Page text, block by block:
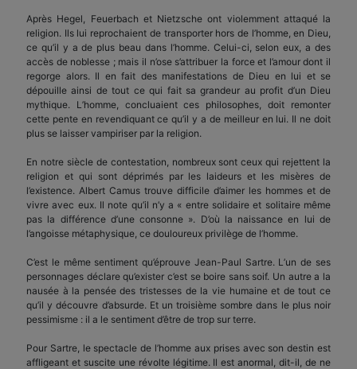
Après Hegel, Feuerbach et Nietzsche ont violemment attaqué la
religion. Ils lui reprochaient de transporter hors de l’homme, en Dieu,
ce qu’il y a de plus beau dans l’homme. Celui-ci, selon eux, a des
accès de noblesse ; mais il n’ose s’attribuer la force et l’amour dont il
regorge alors. Il en fait des manifestations de Dieu en lui et se
dépouille ainsi de tout ce qui fait sa grandeur au profit d’un Dieu
mythique. L’homme, concluaient ces philosophes, doit remonter
cette pente en revendiquant ce qu’il y a de meilleur en lui. Il ne doit
plus se laisser vampiriser par la religion.
En notre siècle de contestation, nombreux sont ceux qui rejettent la
religion et qui sont déprimés par les laideurs et les misères de
l’existence. Albert Camus trouve difficile d’aimer les hommes et de
vivre avec eux. Il note qu’il n’y a « entre solidaire et solitaire même
pas la différence d’une consonne ». D’où la naissance en lui de
l’angoisse métaphysique, ce douloureux privilège de l’homme.
C’est le même sentiment qu’éprouve Jean-Paul Sartre. L’un de ses
personnages déclare qu’exister c’est se boire sans soif. Un autre a la
nausée à la pensée des tristesses de la vie humaine et de tout ce
qu’il y découvre d’absurde. Et un troisième sombre dans le plus noir
pessimisme : il a le sentiment d’être de trop sur terre.
Pour Sartre, le spectacle de l’homme aux prises avec son destin est
affligeant et suscite une révolte légitime. Il est anormal, dit-il, de ne